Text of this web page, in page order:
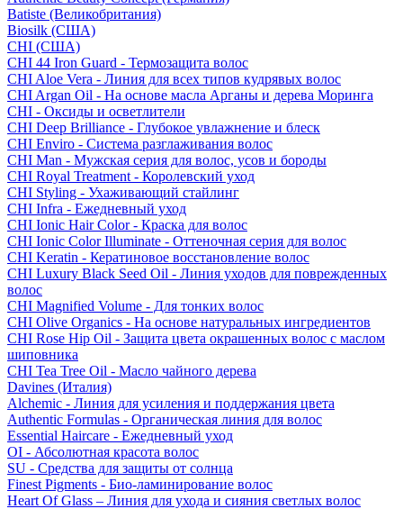
Batiste (Великобритания)
Biosilk (США)
CHI (США)
CHI 44 Iron Guard - Термозащита волос
CHI Aloe Vera - Линия для всех типов кудрявых волос
CHI Argan Oil - На основе масла Арганы и дерева Моринга
CHI - Оксиды и осветлители
CHI Deep Brilliance - Глубокое увлажнение и блеск
CHI Enviro - Система разглаживания волос
CHI Man - Мужская серия для волос, усов и бороды
CHI Royal Treatment - Королевский уход
CHI Styling - Ухаживающий стайлинг
CHI Infra - Ежедневный уход
CHI Ionic Hair Color - Краска для волос
CHI Ionic Color Illuminate - Оттеночная серия для волос
CHI Keratin - Кератиновое восстановление волос
CHI Luxury Black Seed Oil - Линия уходов для поврежденных
волос
CHI Magnified Volume - Для тонких волос
CHI Olive Organics - На основе натуральных ингредиентов
CHI Rose Hip Oil - Защита цвета окрашенных волос с маслом
шиповника
CHI Tea Tree Oil - Масло чайного дерева
Davines (Италия)
Alchemic - Линия для усиления и поддержания цвета
Authentic Formulas - Органическая линия для волос
Essential Haircare - Eжедневный уход
OI - Абсолютная красота волос
SU - Средства для защиты от солнца
Finest Pigments - Био-ламинирование волос
Heart Of Glass – Линия для ухода и сияния светлых волос